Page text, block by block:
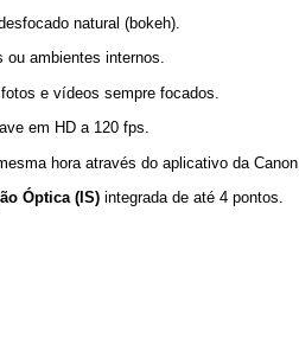
natural (bokeh).
ou ambientes internos.
e vídeos sempre focados.
em HD a 120 fps.
hora através do aplicativo da Canon.
Óptica (IS) integrada de até 4 pontos.